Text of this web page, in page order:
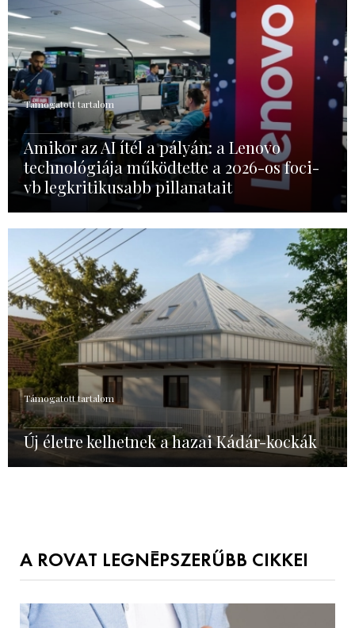
Támogatott tartalom
Amikor az AI ítél a pályán: a Lenovo
technológiája működtette a 2026-os foci-
vb legkritikusabb pillanatait
Támogatott tartalom
Új életre kelhetnek a hazai Kádár-kockák
A ROVAT LEGNÉPSZERŰBB CIKKEI